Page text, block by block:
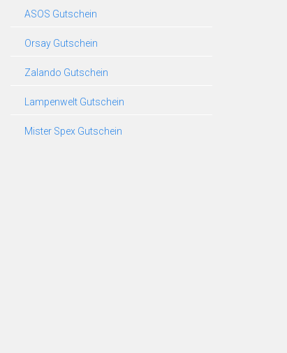
ASOS Gutschein
Orsay Gutschein
Zalando Gutschein
Lampenwelt Gutschein
Mister Spex Gutschein